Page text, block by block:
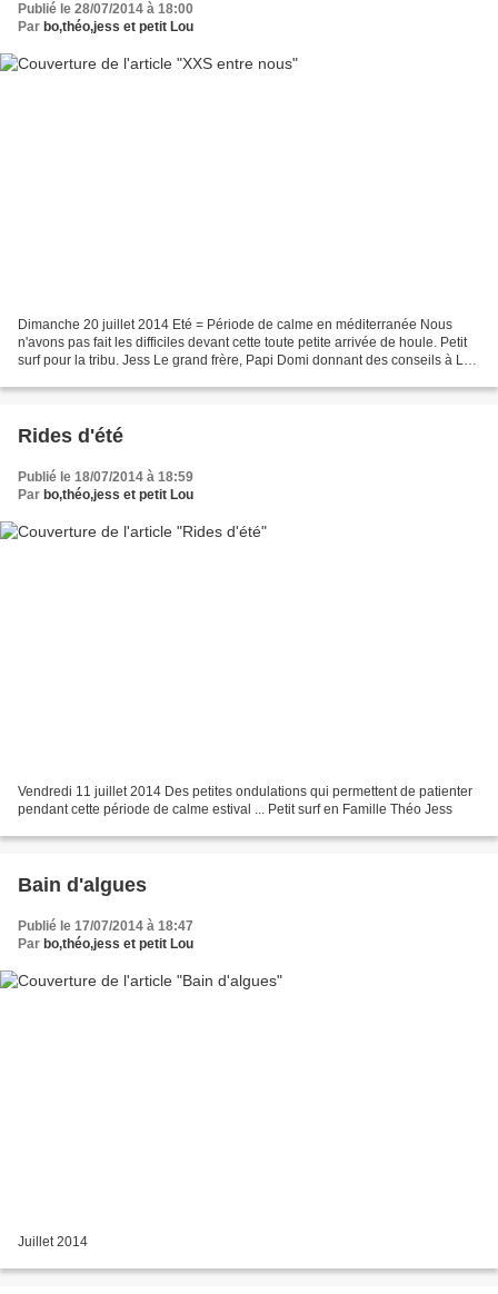
Publié le 28/07/2014 à 18:00
Par bo,théo,jess et petit Lou
Dimanche 20 juillet 2014 Eté = Période de calme en méditerranée Nous
n'avons pas fait les difficiles devant cette toute petite arrivée de houle. Petit
surf pour la tribu. Jess Le grand frère, Papi Domi donnant des conseils à Lou
Rides d'été
Publié le 18/07/2014 à 18:59
Par bo,théo,jess et petit Lou
Vendredi 11 juillet 2014 Des petites ondulations qui permettent de patienter
pendant cette période de calme estival ... Petit surf en Famille Théo Jess
Bain d'algues
Publié le 17/07/2014 à 18:47
Par bo,théo,jess et petit Lou
Juillet 2014